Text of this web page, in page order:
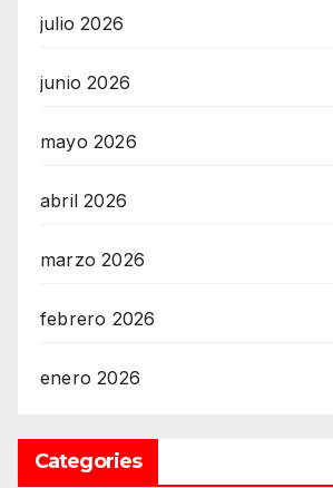
julio 2026
junio 2026
mayo 2026
abril 2026
marzo 2026
febrero 2026
enero 2026
Categories